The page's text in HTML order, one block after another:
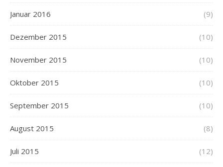
Januar 2016 (9)
Dezember 2015 (10)
November 2015 (10)
Oktober 2015 (10)
September 2015 (10)
August 2015 (8)
Juli 2015 (12)